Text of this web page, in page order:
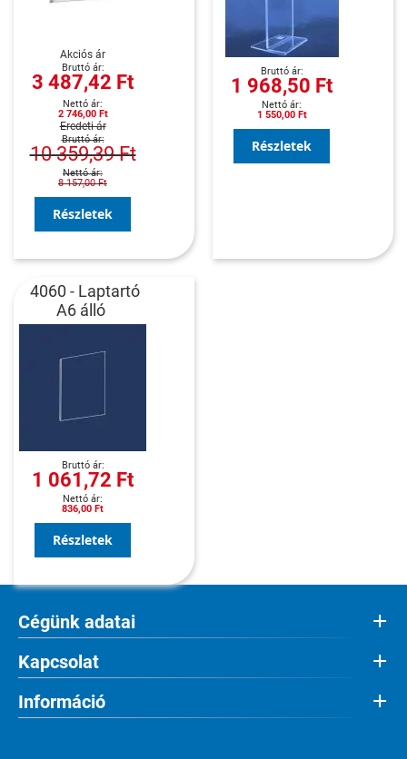
Akciós ár
3 487,42 Ft
2 746,00 Ft
Eredeti ár
10 359,39 Ft
8 157,00 Ft
Részletek
1 968,50 Ft
1 550,00 Ft
Részletek
4060 - Laptartó
A6 álló
1 061,72 Ft
836,00 Ft
Részletek
Cégünk adatai
Kapcsolat
Információ